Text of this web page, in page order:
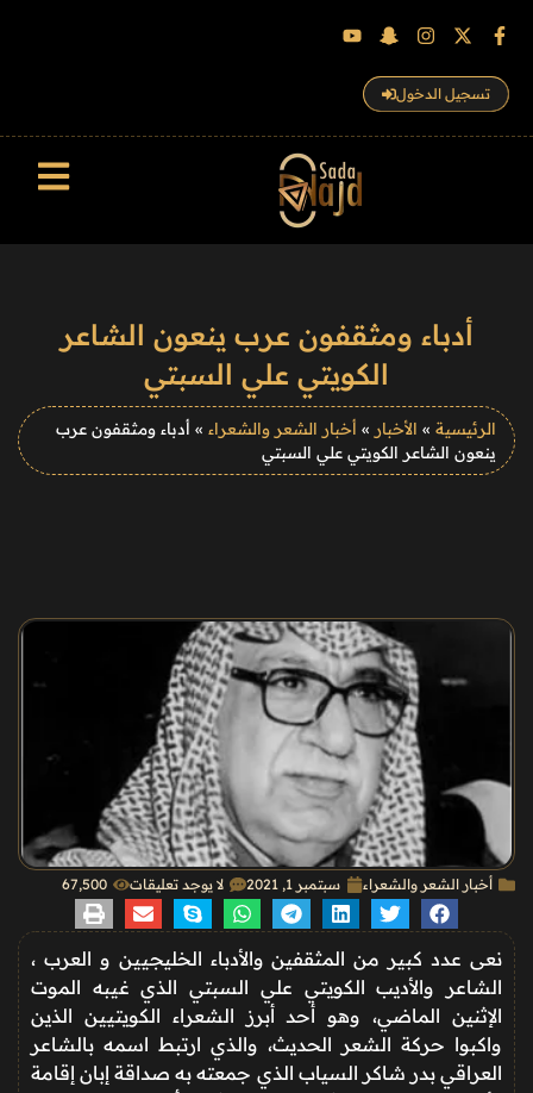
تسجيل الدخول
أدباء ومثقفون عرب ينعون الشاعر
الكويتي علي السبتي
الرئيسية » الأخبار » أخبار الشعر والشعراء » أدباء ومثقفون عرب
ينعون الشاعر الكويتي علي السبتي
أخبار الشعر والشعراء سبتمبر 1, 2021 لا يوجد تعليقات 67٬500
نعى عدد كبير من المثقفين والأدباء الخليجيين و العرب ،
الشاعر والأديب الكويتي علي السبتي الذي غيبه الموت
الإثنين الماضي، وهو أحد أبرز الشعراء الكويتيين الذين
واكبوا حركة الشعر الحديث، والذي ارتبط اسمه بالشاعر
العراقي بدر شاكر السياب الذي جمعته به صداقة إبان إقامة